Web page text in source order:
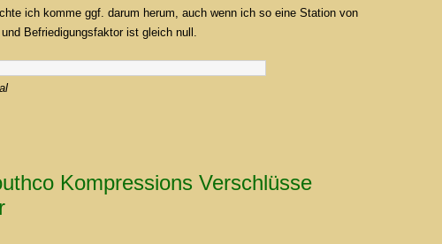
ich komme ggf. darum herum, auch wenn ich so eine Station von
Befriedigungsfaktor ist gleich null.
Kompressions Verschlüsse